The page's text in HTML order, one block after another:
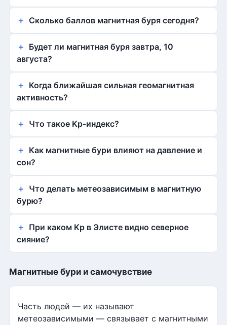
Сколько баллов магнитная буря сегодня?
Будет ли магнитная буря завтра, 10
августа?
Когда ближайшая сильная геомагнитная
активность?
Что такое Kp-индекс?
Как магнитные бури влияют на давление и
сон?
Что делать метеозависимым в магнитную
бурю?
При каком Kp в Элисте видно северное
сияние?
Магнитные бури и самочувствие
Часть людей — их называют
метеозависимыми — связывает с магнитными